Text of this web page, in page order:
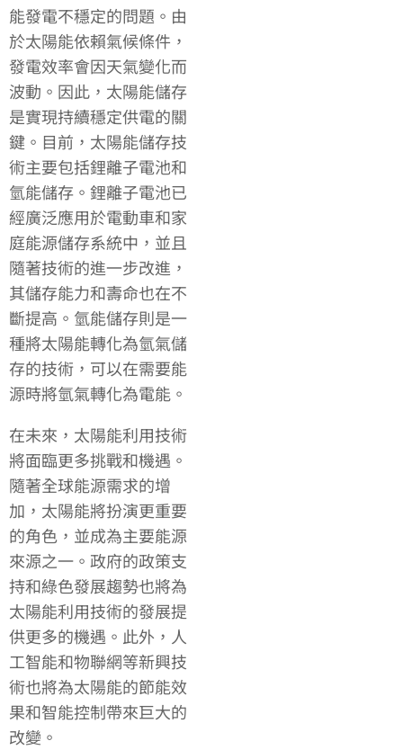
能發電不穩定的問題。由
於太陽能依賴氣候條件，
發電效率會因天氣變化而
波動。因此，太陽能儲存
是實現持續穩定供電的關
鍵。目前，太陽能儲存技
術主要包括鋰離子電池和
氫能儲存。鋰離子電池已
經廣泛應用於電動車和家
庭能源儲存系統中，並且
隨著技術的進一步改進，
其儲存能力和壽命也在不
斷提高。氫能儲存則是一
種將太陽能轉化為氫氣儲
存的技術，可以在需要能
源時將氫氣轉化為電能。
在未來，太陽能利用技術
將面臨更多挑戰和機遇。
隨著全球能源需求的增
加，太陽能將扮演更重要
的角色，並成為主要能源
來源之一。政府的政策支
持和綠色發展趨勢也將為
太陽能利用技術的發展提
供更多的機遇。此外，人
工智能和物聯網等新興技
術也將為太陽能的節能效
果和智能控制帶來巨大的
改變。